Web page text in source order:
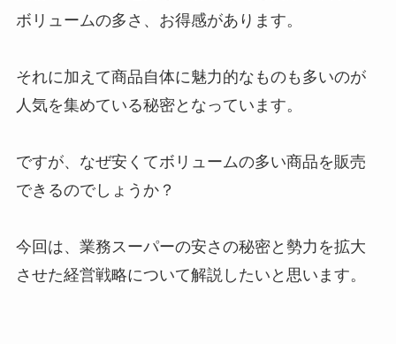
ボリュームの多さ、お得感があります。
それに加えて商品自体に魅力的なものも多いのが
人気を集めている秘密となっています。
ですが、なぜ安くてボリュームの多い商品を販売
できるのでしょうか？
今回は、業務スーパーの安さの秘密と勢力を拡大
させた経営戦略について解説したいと思います。